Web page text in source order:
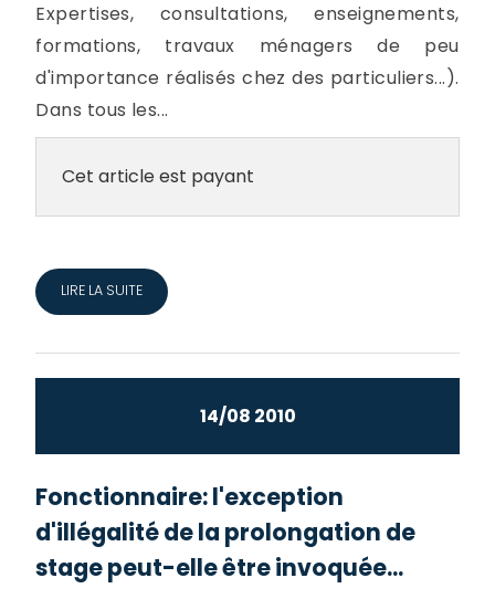
Expertises, consultations, enseignements,
formations, travaux ménagers de peu
d'importance réalisés chez des particuliers...).
Dans tous les...
Cet article est payant
LIRE LA SUITE
14/08 2010
Fonctionnaire: l'exception
d'illégalité de la prolongation de
stage peut-elle être invoquée...